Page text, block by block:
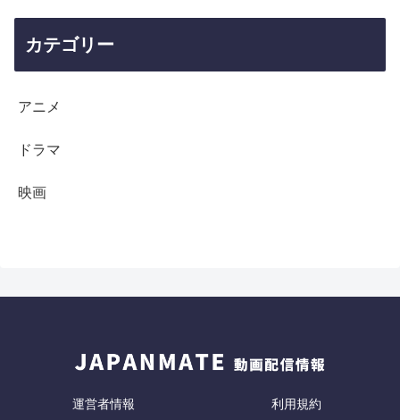
カテゴリー
アニメ
ドラマ
映画
運営者情報 利用規約